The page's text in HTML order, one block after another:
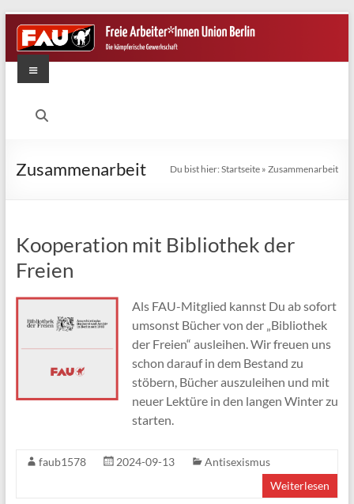
Zum
Inhalt
springen
FAU
kämpferische
Menü
Zusammenarbeit Du bist hier:Startseite »Zusammenarbeit
Kooperation mit Bibliothek der
Freien
Als FAU-Mitglied kannst Du ab sofort
umsonst Bücher von der „Bibliothek
der Freien“ ausleihen. Wir freuen uns
schon darauf in dem Bestand zu
stöbern, Bücher auszuleihen und mit
neuer Lektüre in den langen Winter zu
starten.
faub1578 2024-09-13
Antisexismus
Weiterlesen